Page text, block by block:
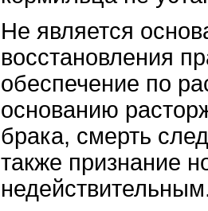
Не является
восстановления
обеспечение по
основанию
брака, смерть
также признание